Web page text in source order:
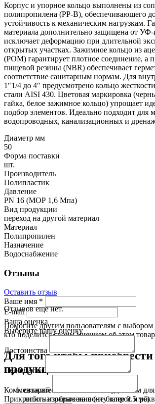
Корпус и упорное кольцо выполнены из
полипропилена (PP-B), обеспечивающего
устойчивость к механическим нагрузкам.
материала дополнительно защищена от УФ-
исключает деформацию при длительной
открытых участках. Зажимное кольцо из
(РОМ) гарантирует плотное соединение, а
пищевой резины (NBR) обеспечивает
соответствие санитарным нормам. Для
1″1/4 до 4″ предусмотрено кольцо
стали AISI 430. Цветовая маркировка
гайка, белое зажимное кольцо) упрощает
подбор элементов. Идеально подходит для
водопроводных, канализационных и
Диаметр мм
50
Форма поставки
шт.
Производитель
Полипластик
Давление
PN 16 (МОР 1,6 Мпа)
Вид продукции
переход на другой материал
Материал
Полипропилен
Назначение
Водоснабжение
Отзывы
Оставить отзыв
Ваше имя *
E-mail
Ваша оценка
Выберите вашу оценку
Достоинства
Недостатки
Комментарий
Прикрепить изображение (не более 0.5 мб)
Отзывов еще нет.
Помогите другим пользователям с выбором
кто поделится своим мнением об этом
Для того чтобы приобрести
продукцию:
свяжитесь с нами любым удобным
либо направьте на почту запрос и